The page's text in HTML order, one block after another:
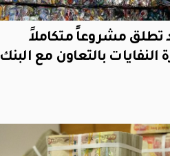
تطلق مشروعاً متكاملاً
النفايات بالتعاون مع البنك